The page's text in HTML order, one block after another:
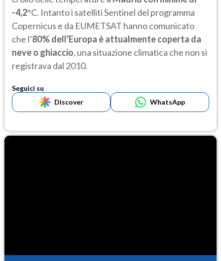
-4,2°C. Intanto i satelliti Sentinel del programma
Copernicus e da EUMETSAT hanno comunicato
che l’80% dell'Europa è attualmente coperta da
neve o ghiaccio, una situazione climatica che non si
registrava dal 2010.
Seguici su
Discover
WhatsApp